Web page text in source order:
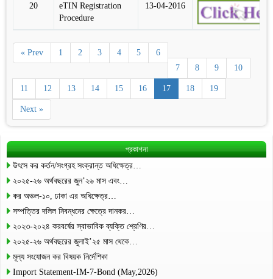
20
eTIN Registration
Procedure
13-04-2016
« Prev 1 2 3 4 5
6
7
8 9 10
11 12 13 14 15 16 17 18 19
Next »
প্রকাশনা
উৎসে কর কর্তন/সংগ্রহ সংক্রান্ত অধিক্ষেত্র…
২০২৫-২৬ অর্থবছরের জুন’২৬ মাস এবং…
কর অঞ্চল-১০, ঢাকা এর অধিক্ষেত্র…
সম্পত্তির দলিল নিবন্ধনের ক্ষেত্রে দানকর…
২০২৩-২০২৪ করবর্ষের স্বাভাবিক ব্যক্তি শ্রেণির…
২০২৫-২৬ অর্থবছরের জুলাই’২৫ মাস থেকে…
মূল্য সংযোজন কর বিষয়ক নির্দেশিকা
Import Statement-IM-7-Bond (May,2026)